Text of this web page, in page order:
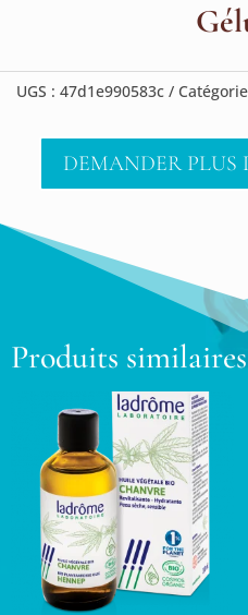
UGS : 47d1e990583c
DEMANDER
Produits similaires